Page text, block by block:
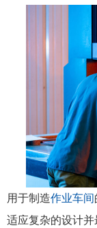
用于制造作业车间
适应复杂的设计并